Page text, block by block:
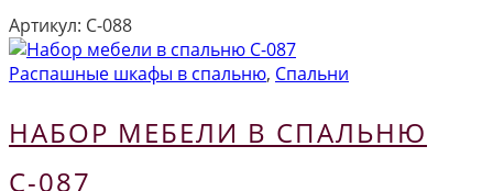
Артикул: С-088
Распашные шкафы в спальню, Спальни
НАБОР МЕБЕЛИ В СПАЛЬНЮ
С-087